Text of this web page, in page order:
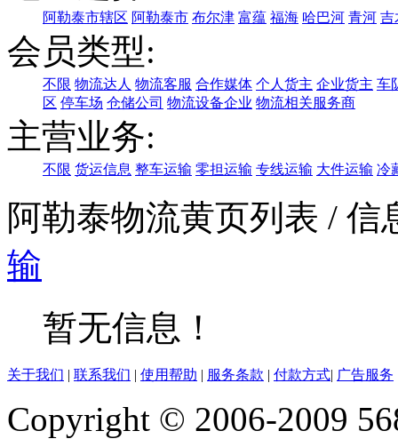
阿勒泰市辖区 阿勒泰市 布尔津 富蕴 福海 哈巴河 青河 吉
会员类型:
不限 物流达人 物流客服 合作媒体 个人货主 企业货主 车
区 停车场 仓储公司 物流设备企业 物流相关服务商
主营业务:
不限 货运信息 整车运输 零担运输 专线运输 大件运输 冷
阿勒泰物流黄页列表 / 信
输
暂无信息！
关于我们 | 联系我们 | 使用帮助 | 服务条款 | 付款方式| 广告服务
Copyright © 2006-2009